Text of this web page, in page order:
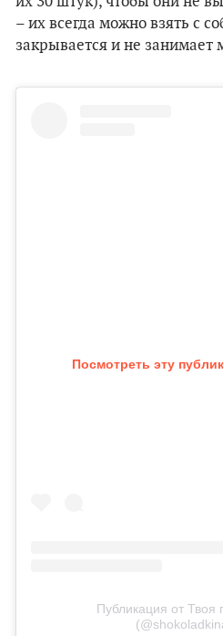
– их всегда можно взять с
закрывается и не занимает
Посмотреть эту
Публикация от Твоя